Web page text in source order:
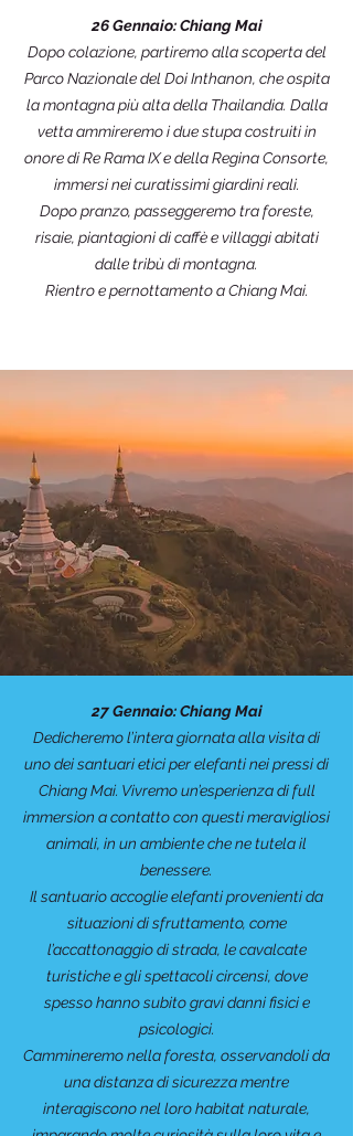
26 Gennaio: Chiang Mai
Dopo colazione, partiremo alla scoperta del
Parco Nazionale del Doi Inthanon, che ospita
la montagna più alta della Thailandia. Dalla
vetta ammireremo i due stupa costruiti in
onore di Re Rama IX e della Regina Consorte,
immersi nei curatissimi giardini reali.
Dopo pranzo, passeggeremo tra foreste,
risaie, piantagioni di caffè e villaggi abitati
dalle tribù di montagna.
Rientro e pernottamento a Chiang Mai.
27 Gennaio: Chiang Mai
Dedicheremo l’intera giornata alla visita di
uno dei santuari etici per elefanti nei pressi di
Chiang Mai. Vivremo un’esperienza di full
immersion a contatto con questi meravigliosi
animali, in un ambiente che ne tutela il
benessere.
Il santuario accoglie elefanti provenienti da
situazioni di sfruttamento, come
l’accattonaggio di strada, le cavalcate
turistiche e gli spettacoli circensi, dove
spesso hanno subito gravi danni fisici e
psicologici.
Cammineremo nella foresta, osservandoli da
una distanza di sicurezza mentre
interagiscono nel loro habitat naturale,